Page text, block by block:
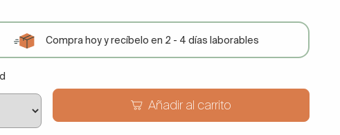
Compra hoy y recíbelo en 2 - 4 días laborables
Añadir al carrito